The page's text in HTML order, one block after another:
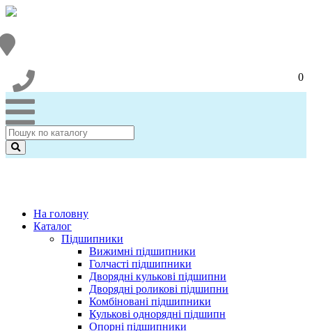
0
На головну
Каталог
Підшипники
Вижимні підшипники
Голчасті підшипники
Дворядні кулькові підшипни
Дворядні роликові підшипни
Комбіновані підшипники
Кулькові однорядні підшипн
Опорні підшипники